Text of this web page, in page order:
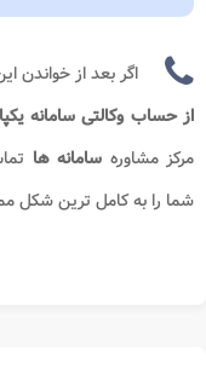
اگر بعد از خواندن
از حساب وکالتی سامانه
مرکز مشاوره سامانه ها
شما را به کامل ترین شکل